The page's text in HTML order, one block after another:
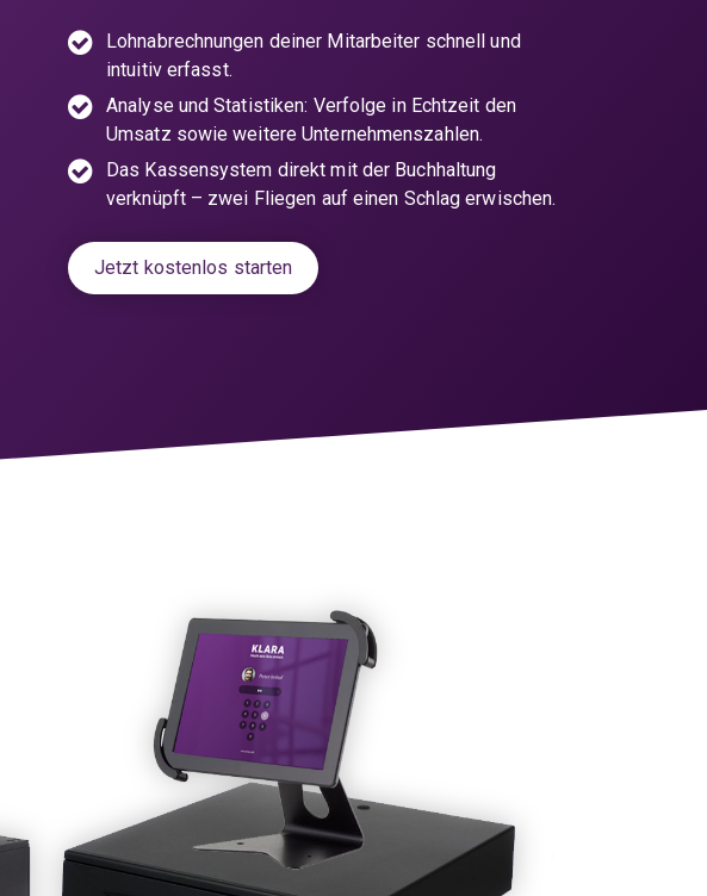
Lohnabrechnungen deiner Mitarbeiter schnell und
intuitiv erfasst.
Analyse und Statistiken: Verfolge in Echtzeit den
Umsatz sowie weitere Unternehmenszahlen.
Das Kassensystem direkt mit der Buchhaltung
verknüpft – zwei Fliegen auf einen Schlag erwischen.
Jetzt kostenlos starten